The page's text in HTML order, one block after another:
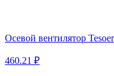
Осевой вентилятор
460.21 ₽